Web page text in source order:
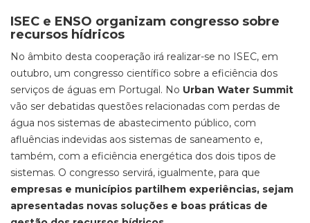
ISEC e ENSO organizam congresso sobre
recursos hídricos
No âmbito desta cooperação irá realizar-se no ISEC, em
outubro, um congresso científico sobre a eficiência dos
serviços de águas em Portugal. No Urban Water Summit
vão ser debatidas questões relacionadas com perdas de
água nos sistemas de abastecimento público, com
afluências indevidas aos sistemas de saneamento e,
também, com a eficiência energética dos dois tipos de
sistemas. O congresso servirá, igualmente, para que
empresas e municípios partilhem experiências, sejam
apresentadas novas soluções e boas práticas de